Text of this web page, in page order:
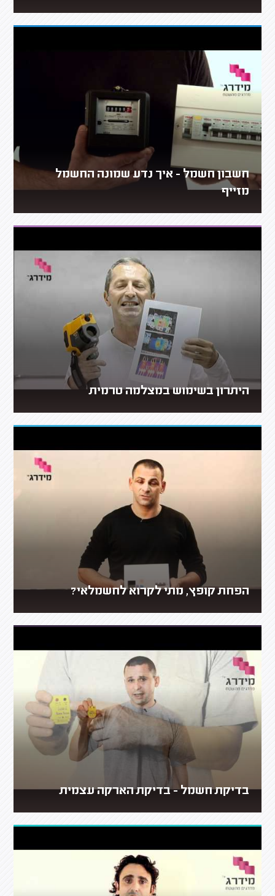
חשבון חשמל - איך נדע שמונה החשמל
מזייף
היתרון בשימוש במצלמה טרמית
הפחת קופץ, מתי לקרוא לחשמלאי?
בדיקת חשמל - בדיקת הארקה עצמית